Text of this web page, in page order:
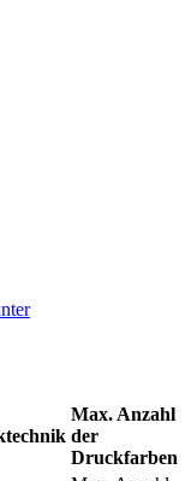
Max. Anzahl
der
Druckfarben